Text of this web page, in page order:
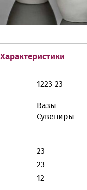
Характеристики
1223-23
Вазы
Сувениры
23
23
12